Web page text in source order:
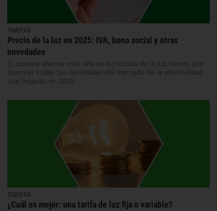
TARIFAS
Precio de la luz en 2025: IVA, bono social y otras
novedades
Si quieres ahorrar este año en tu factura de la luz, tienes que
conocer todas las novedades del mercado de la electricidad
que llegarán en 2025.
TARIFAS
¿Cuál es mejor: una tarifa de luz fija o variable?